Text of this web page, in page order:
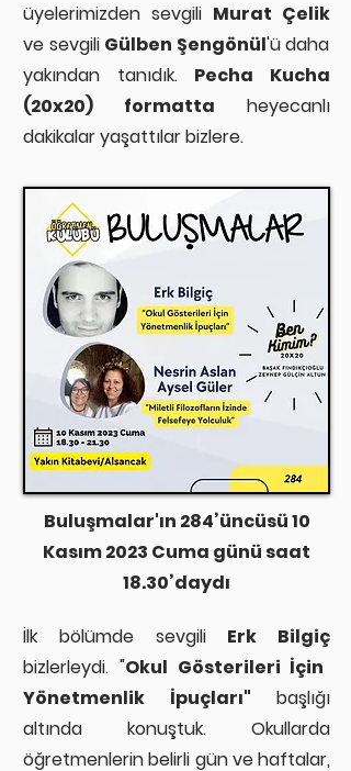
üyelerimizden sevgili Murat Çelik
ve sevgili Gülben Şengönül'ü daha
yakından tanıdık. Pecha Kucha
(20x20) formatta heyecanlı
dakikalar yaşattılar bizlere.
Buluşmalar'ın 284’üncüsü 10
Kasım 2023 Cuma günü saat
18.30’daydı
İlk bölümde sevgili Erk Bilgiç
bizlerleydi. "Okul Gösterileri İçin
Yönetmenlik İpuçları" başlığı
altında konuştuk. Okullarda
öğretmenlerin belirli gün ve haftalar,